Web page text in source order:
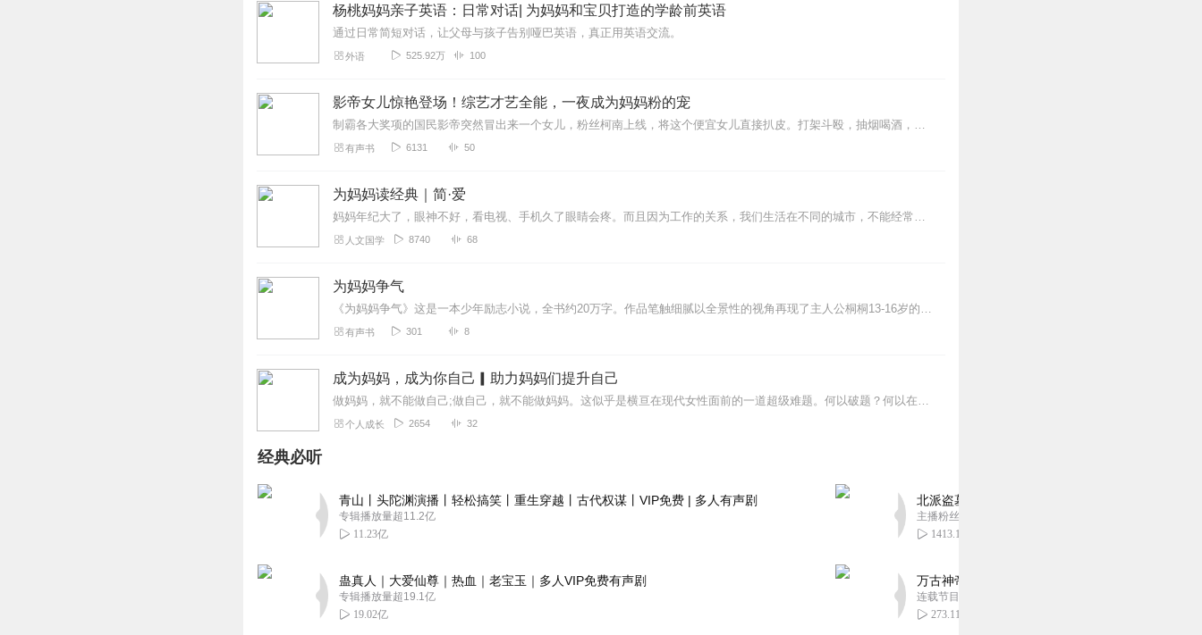
杨桃妈妈亲子英语：日常对话| 为妈妈和宝贝打造的学龄前英语
通过日常简短对话，让父母与孩子告别哑巴英语，真正用英语交流。
外语 525.92万 100
影帝女儿惊艳登场！综艺才艺全能，一夜成为妈妈粉的宠
制霸各大奖项的国民影帝突然冒出来一个女儿，粉丝柯南上线，将这个便宜女儿直接扒皮。打架斗殴，抽烟喝酒，初中辍学，爱慕虚荣，可谓当代青年的负面典型，集所有败德于一...
有声书 6131 50
为妈妈读经典｜简·爱
妈妈年纪大了，眼神不好，看电视、手机久了眼睛会疼。而且因为工作的关系，我们生活在不同的城市，不能经常陪在妈妈身边。于是，就萌生了给妈妈读故事的想法了，希望能用我...
人文国学 8740 68
为妈妈争气
《为妈妈争气》这是一本少年励志小说，全书约20万字。作品笔触细腻以全景性的视角再现了主人公桐桐13-16岁的整个初中阶段的生活，书中深刻地阐明了母亲对孩子的影响...
有声书 301 8
成为妈妈，成为你自己▎助力妈妈们提升自己
做妈妈，就不能做自己;做自己，就不能做妈妈。这似乎是横亘在现代女性面前的一道超级难题。何以破题？何以在角色冲突中游刃有余？何以滋养自我、滋养孩子？静好家庭研习社...
个人成长 2654 32
经典必听
青山丨头陀渊演播丨轻松搞笑丨重生穿越丨古代权谋丨VIP免费 | 多人有声剧
专辑播放量超11.2亿
11.23亿
蛊真人｜大爱仙尊｜热血｜老宝玉｜多人VIP免费有声剧
专辑播放量超19.1亿
19.02亿
北派盗墓笔记丨头陀渊出品丨悬疑灵异丨摸金校尉
主播粉丝1659万
1413.14万
万古神帝丨玄幻丨热血丨紫襟团队演播丨多人有声
连载节目超二百集
273.11万